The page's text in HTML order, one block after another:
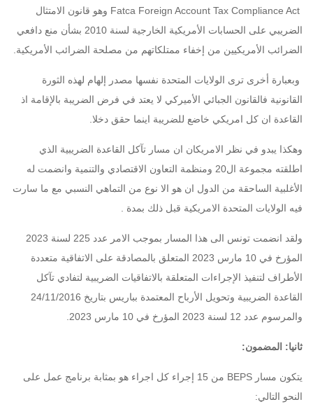
Fatca Foreign Account Tax Compliance Act وهو قانون الامتثال
الضريبي على الحسابات الأمريكية الخارجية لسنة 2010 بشأن منع دافعي
الضرائب الأمريكيين من إخفاء ممتلكاتهم من مصلحة الضرائب الأمريكية.
وبعبارة أخرى ترى الولايات المتحدة نفسها مصدر إلهام لهذه الثورة
القانونية فالقانون الجبائي الأميركي لا يعتد في فرض الضريبة بالإقامة اذ
القاعدة ان كل امريكي خاضع للضريبة اينما حقق دخلا.
وهكذا يبدو في نظر الامريكان ان مسار تآكل القاعدة الضريبية الذي
اطلقته مجموعة ال20 ومنظمة التعاون الاقتصادي والتنمية وانضمت له
الأغلبية الساحقة من الدول ان هو الا نوع من التماهي النسبي مع ما سارت
فيه الولايات المتحدة الامريكية قبل ذلك بمدة .
ولقد انضمت تونس الى هذا المسار بموجب ا
لامر عدد 225 لسنة 2023
المؤرخ في 10 مارس 2023
المتعلق بالمصادقة على الاتفاقية متعددة
الأطراف لتنفيذ الإجراءات المتعلقة بالاتفاقيات الضريبية لتفادي تآكل
القاعدة الضريبية وتحويل الأرباح المعتمدة بباريس بتاريخ 24/11/2016
والمرسوم عدد 12 لسنة 2023 المؤرخ في 10 مارس 2023
ثانيا: المضمون:
يتكون مسار BEPS من 15 إجراء كل اجراء هو بمثابة برنامج عمل على
النحو التالي: